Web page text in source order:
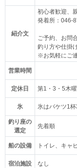
紹介文
初心者歓迎、
発着所：046-
ご予約、お問
釣り方や仕掛
※お気軽にご
営業時間
定休日 第1・3・5木曜
氷 氷はバケツ1
釣り座の
選定
先着順
船の設備 トイレ、キャ
宿泊施設 なし